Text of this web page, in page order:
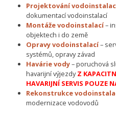
Projektování
dokumentací vodoinstalací
Montáže vodoinstalací–
objektech i do země
Opravy vodoinstalací–
systémů, opravy závad
Havárie vody– poruchová
havarijní výjezdyZ
HAVARIJNÍ SERVIS POUZE
Rekonstrukce
modernizace vodovodů